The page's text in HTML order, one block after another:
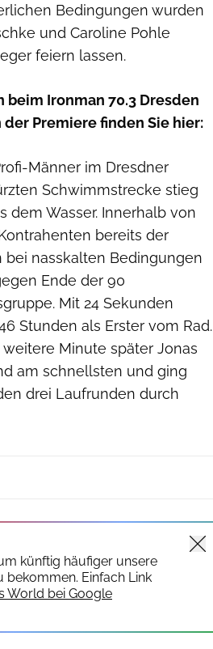
Bedingungen wurden
und Caroline Pohle
feiern lassen.
Ironman 70.3 Dresden
Premiere finden Sie hier:
Männer im Dresdner
Schwimmstrecke stieg
dem Wasser. Innerhalb von
bereits der
bei nasskalten Bedingungen
Ende der 90
Mit 24 Sekunden
Stunden als Erster vom Rad.
Minute später Jonas
am schnellsten und ging
drei Laufrunden durch
künftig häufiger unsere
bekommen. Einfach Link
World bei Google